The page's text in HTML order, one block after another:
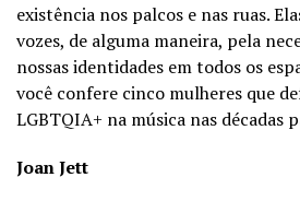
existência nos palcos e nas ruas.
vozes, de alguma maneira, pela
nossas identidades em todos os
você confere cinco mulheres que
LGBTQIA+ na música nas décadas
Joan Jett